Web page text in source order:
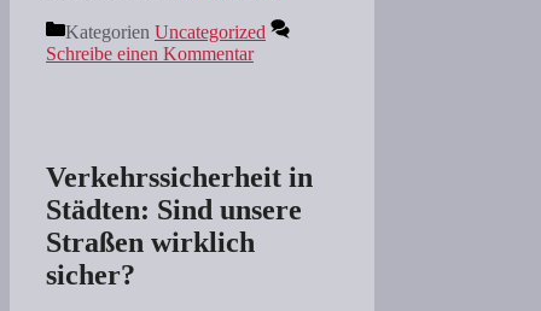
Kategorien Uncategorized
Schreibe einen Kommentar
Verkehrssicherheit in
Städten: Sind unsere
Straßen wirklich
sicher?